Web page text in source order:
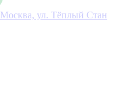
Москва, ул. Тёплый Стан